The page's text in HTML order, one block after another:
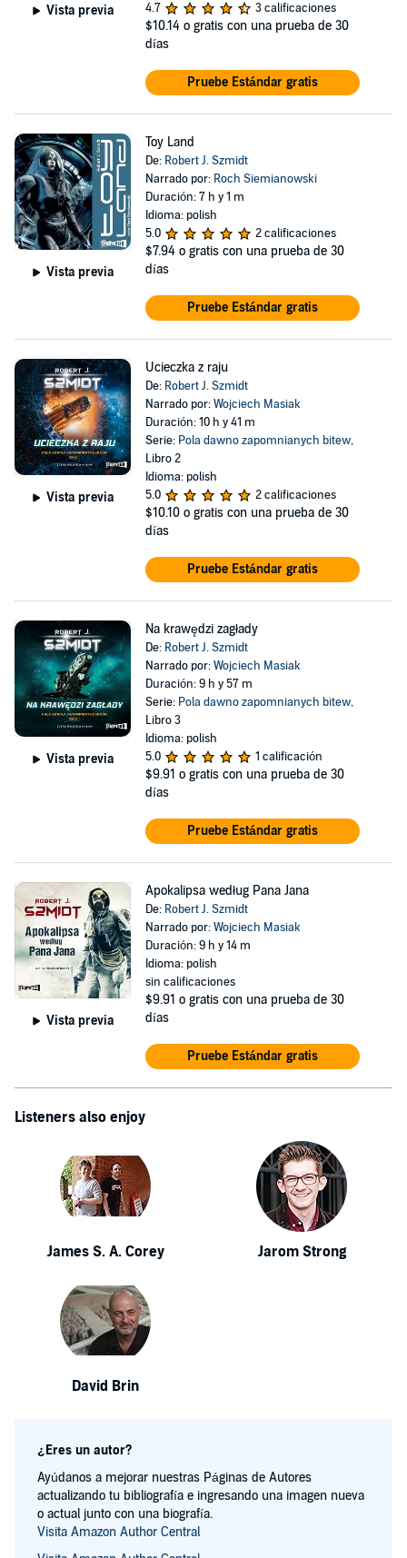
Vista previa
4.7
3 calificaciones
$10.14 o gratis con una prueba de 30
días
Pruebe Estándar gratis
Vista previa
Toy Land
De: Robert J. Szmidt
Narrado por: Roch Siemianowski
Duración: 7 h y 1 m
Idioma: polish
5.0
2 calificaciones
$7.94 o gratis con una prueba de 30
días
Pruebe Estándar gratis
Vista previa
Ucieczka z raju
De: Robert J. Szmidt
Narrado por:Wojciech Masiak
Duración: 10 h y 41 m
Serie: Pola dawno zapomnianych bitew,
Libro 2
Idioma: polish
5.0
2 calificaciones
$10.10 o gratis con una prueba de 30
días
Pruebe Estándar gratis
Vista previa
Na krawędzi zagłady
De: Robert J. Szmidt
Narrado por:Wojciech Masiak
Duración: 9 h y 57 m
Serie: Pola dawno zapomnianych bitew,
Libro 3
Idioma: polish
5.0
1 calificación
$9.91 o gratis con una prueba de 30
días
Pruebe Estándar gratis
Vista previa
Apokalipsa według Pana Jana
De: Robert J. Szmidt
Narrado por:Wojciech Masiak
Duración: 9 h y 14 m
Idioma: polish
sin calificaciones
$9.91 o gratis con una prueba de 30
días
Pruebe Estándar gratis
Listeners also enjoy
James S. A. Corey Jarom Strong
David Brin
¿Eres un autor?
Ayúdanos a mejorar nuestras Páginas de Autores
actualizando tu bibliografía e ingresando una imagen nueva
o actual junto con una biografía.
Visita Amazon Author Central